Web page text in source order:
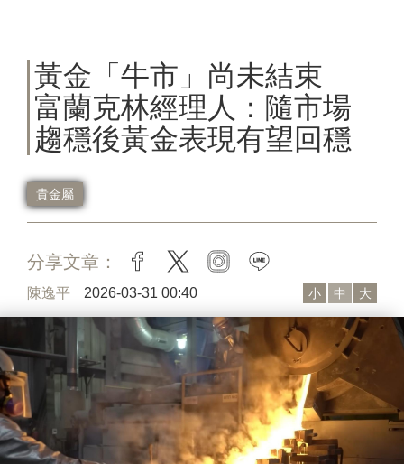
黃金「牛市」尚未結束
富蘭克林經理人：隨市場
趨穩後黃金表現有望回穩
貴金屬
分享文章： facebook
twitter instagram
陳逸平 2026-03-31 00:40 小 中 大